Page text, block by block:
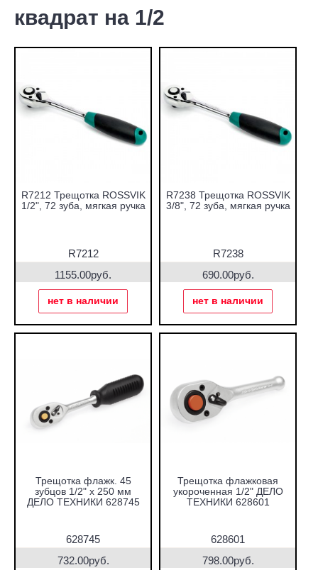
квадрат на 1/2
R7212 Трещотка ROSSVIK
1/2", 72 зуба, мягкая ручка
R7212
1155.00руб.
нет в наличии
R7238 Трещотка ROSSVIK
3/8", 72 зуба, мягкая ручка
R7238
690.00руб.
нет в наличии
Трещотка флажк. 45
зубцов 1/2" х 250 мм
ДЕЛО ТЕХНИКИ 628745
628745
732.00руб.
Трещотка флажковая
укороченная 1/2" ДЕЛО
ТЕХНИКИ 628601
628601
798.00руб.